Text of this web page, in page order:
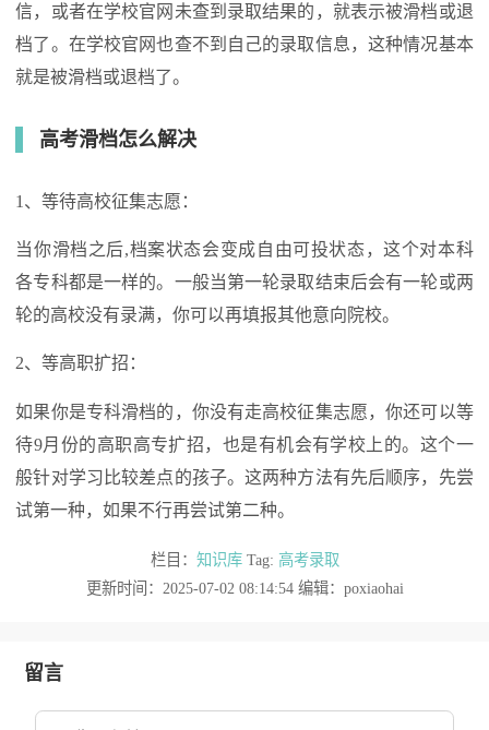
信，或者在学校官网未查到录取结果的，就表示被滑档或退
档了。在学校官网也查不到自己的录取信息，这种情况基本
就是被滑档或退档了。
高考滑档怎么解决
1、等待高校征集志愿：
当你滑档之后,档案状态会变成自由可投状态，这个对本科
各专科都是一样的。一般当第一轮录取结束后会有一轮或两
轮的高校没有录满，你可以再填报其他意向院校。
2、等高职扩招：
如果你是专科滑档的，你没有走高校征集志愿，你还可以等
待9月份的高职高专扩招，也是有机会有学校上的。这个一
般针对学习比较差点的孩子。这两种方法有先后顺序，先尝
试第一种，如果不行再尝试第二种。
栏目： 知识库Tag: 高考录取
更新时间：2025-07-02 08:14:54 编辑：poxiaohai
留言